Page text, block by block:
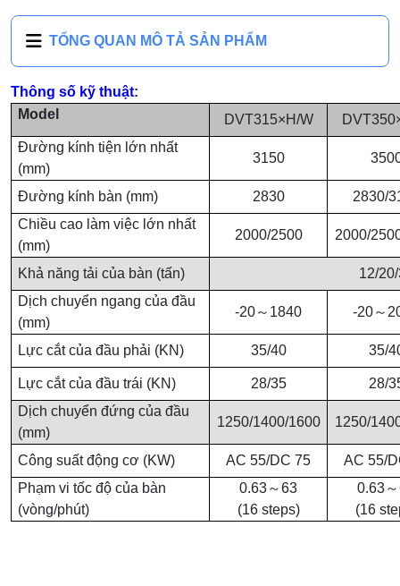
TỔNG QUAN MÔ TẢ SẢN PHẨM
Thông số kỹ thuật:
Model
DVT315×H/W
Đường kính tiện lớn nhất
(mm)
3150
Đường kính bàn (mm) 2830
2830/
Chiều cao làm việc lớn nhất
(mm)
2000/2500 2000/
Khả năng tải của bàn (tấn)
12/
Dịch chuyển ngang của đầu
(mm)
-20～ 1840 -20～
Lực cắt của đầu phải (KN) 35/40 35/
Lực cắt của đầu trái (KN) 28/35
28/
Dịch chuyển đứng của đầu
(mm)
1250/1400/1600 1250/
Công suất động cơ (KW) AC 55/DC 75
AC 55/
Phạm vi tốc độ của bàn
(vòng/phút)
0.63～63
(16 steps)
0.63～
(16